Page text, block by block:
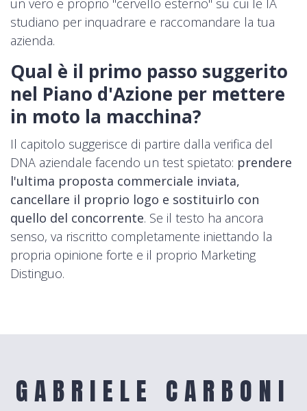
un vero e proprio "cervello esterno" su cui le IA
studiano per inquadrare e raccomandare la tua
azienda.
Qual è il primo passo suggerito
nel Piano d'Azione per mettere
in moto la macchina?
Il capitolo suggerisce di partire dalla verifica del
DNA aziendale facendo un test spietato: prendere
l'ultima proposta commerciale inviata,
cancellare il proprio logo e sostituirlo con
quello del concorrente. Se il testo ha ancora
senso, va riscritto completamente iniettando la
propria opinione forte e il proprio Marketing
Distinguo.
GABRIELE CARBONI